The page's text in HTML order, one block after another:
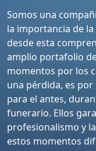
Somos una
la importancia de
desde esta
amplio portafolio
momentos por los
una pérdida, es
para el antes,
funerario. Ellos
profesionalismo y
estos momentos